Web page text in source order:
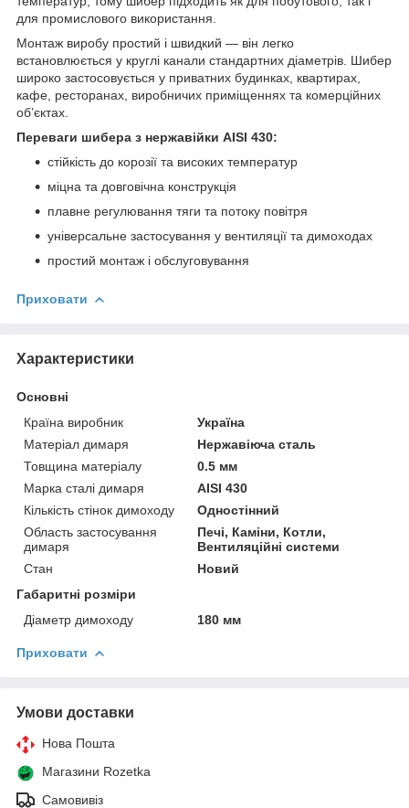
для промислового використання.
Монтаж виробу простий і швидкий — він легко
встановлюється у круглі канали стандартних діаметрів. Шибер
широко застосовується у приватних будинках, квартирах,
кафе, ресторанах, виробничих приміщеннях та комерційних
об’єктах.
Переваги шибера з нержавійки AISI 430:
стійкість до корозії та високих температур
міцна та довговічна конструкція
плавне регулювання тяги та потоку повітря
універсальне застосування у вентиляції та димоходах
простий монтаж і обслуговування
Приховати
Характеристики
Основні
Країна виробник
Україна
Матеріал димаря
Нержавіюча сталь
Товщина матеріалу
0.5 мм
Марка сталі димаря
AISI 430
Кількість стінок димоходу
Одностінний
Область застосування
димаря
Печі, Каміни, Котли,
Вентиляційні системи
Стан
Новий
Габаритні розміри
Діаметр димоходу
180 мм
Приховати
Умови доставки
Нова Пошта
Магазини Rozetka
Самовивіз